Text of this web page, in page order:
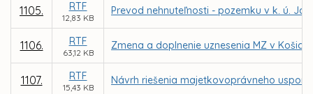
1105. RTF
12,83 KB
Prevod nehnuteľnosti - pozemku v k. ú.
1106. RTF
63,12 KB
Zmena a doplnenie uznesenia MZ v
1107. RTF
15,43 KB
Návrh riešenia majetkovoprávneho